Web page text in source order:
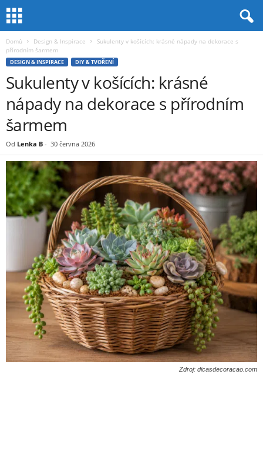
Domů Design & Inspirace
Sukulenty v košících: krásné nápady na dekorace s
přírodním šarmem
DESIGN & INSPIRACE DIY & TVOŘENÍ
Sukulenty v košících: krásné
nápady na dekorace s přírodním
šarmem
Od Lenka B - 30 června 2026
Zdroj: dicasdecoracao.com